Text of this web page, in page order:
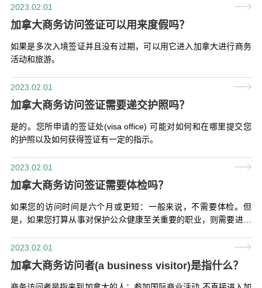
2023.02.01
加拿大商务访问签证可以用来度假吗？
如果是多次入境签证并且没有过期，可以用它进入加拿大进行商务
活动和旅游。
2023.02.01
加拿大商务访问签证需要递交护照吗？
是的。您所申请的签证处(visa office) 可能对如何和在哪里提交您
的护照以及如何获得签证有一定的指示。
2023.02.01
加拿大商务访问签证需要体检吗？
如果您的访问时间是六个月或更短：一般来说，不需要体检。但
是，如果您打算从事对保护公众健康至关重要的职业，则需要进行
2023.02.01
加拿大商务访问者(a business visitor)是指什么？